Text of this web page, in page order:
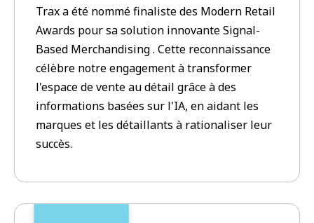
Trax a été nommé finaliste des Modern Retail
Awards pour sa solution innovante Signal-
Based Merchandising . Cette reconnaissance
célèbre notre engagement à transformer
l'espace de vente au détail grâce à des
informations basées sur l'IA, en aidant les
marques et les détaillants à rationaliser leur
succès.